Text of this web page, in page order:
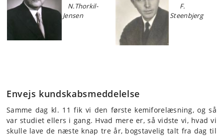
N.Thorkil-
Jensen
F.
Steenbjerg
Envejs kundskabsmeddelelse
Samme dag kl. 11 fik vi den første kemiforelæsning, og så
var studiet ellers i gang. Hvad mere er, så vidste vi, hvad vi
skulle lave de næste knap tre år, bogstavelig talt fra dag til